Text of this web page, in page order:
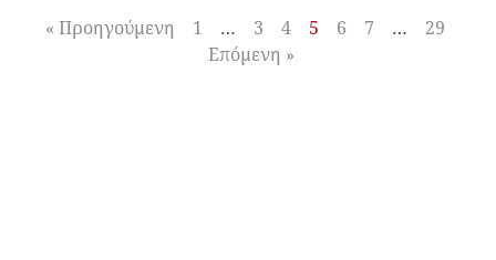
« Προηγούμενη 1 … 3 4 5 6 7 …
29
Επόμενη »